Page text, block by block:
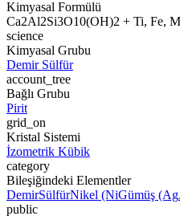
Kimyasal Formülü
Ca2Al2Si3O10(OH)2 + Ti, Fe,
science
Kimyasal Grubu
Demir Sülfür
account_tree
Bağlı Grubu
Pirit
grid_on
Kristal Sistemi
İzometrik Kübik
category
Bileşiğindeki Elementler
DemirSülfürNikel (NiGümüş (Ag
public